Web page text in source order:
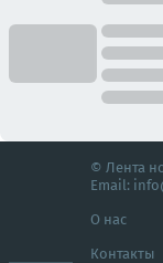
© Лента
Email:
О нас
Контакты